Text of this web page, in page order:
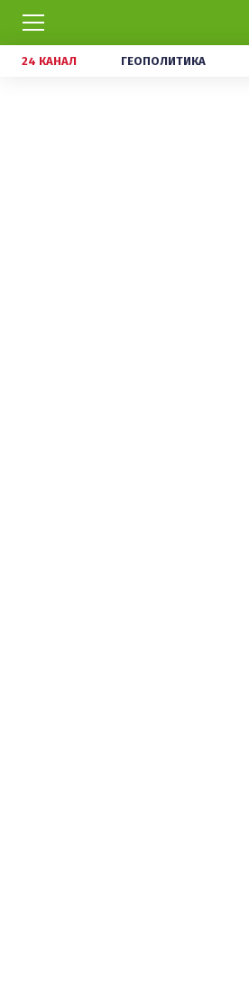
24 КАНАЛ ГЕОПОЛИТИКА